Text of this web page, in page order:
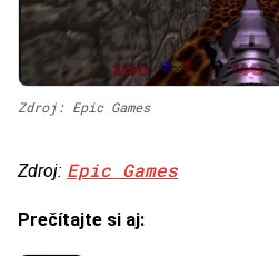
Zdroj: Epic Games
Zdroj: Epic Games
Prečítajte si aj: